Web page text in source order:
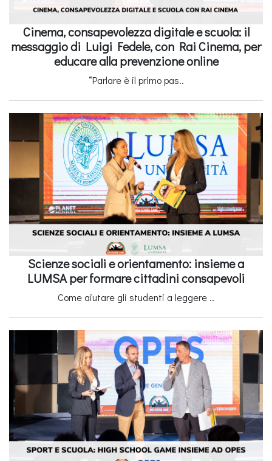
Cinema, consapevolezza digitale e scuola: il
messaggio di Luigi Fedele, con Rai Cinema, per
educare alla prevenzione online
“Parlare è il primo pas..
Scienze sociali e orientamento: insieme a
LUMSA per formare cittadini consapevoli
Come aiutare gli studenti a leggere ..